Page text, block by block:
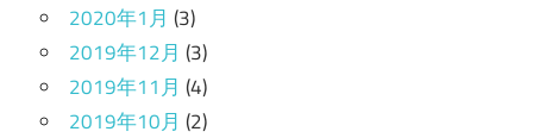
2020年1月 (3)
2019年12月 (3)
2019年11月 (4)
2019年10月 (2)